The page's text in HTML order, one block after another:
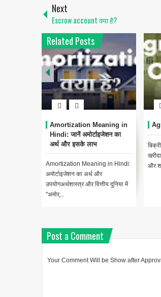
Next
Escrow account क्या है?
Related Posts
Amortization Meaning in
Hindi: जानें अमोर्टाइजेशन का
अर्थ और इसके लाभ
Amortization Meaning in Hindi:
अमोर्टाइजेशन का अर्थ और
उपयोगअर्थशास्त्र और वित्तीय दुनिया में
"अमोर्...
और
Post a Comment
Your Comment Will be Show after